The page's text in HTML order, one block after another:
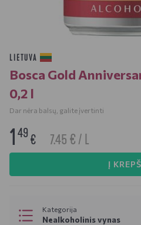
LIETUVA
Bosca Gold
0,2 l
Dar nėra balsų, galite įvertinti
149€ 7.45 € / L
Į
Kategorija
Nealkoholinis vynas